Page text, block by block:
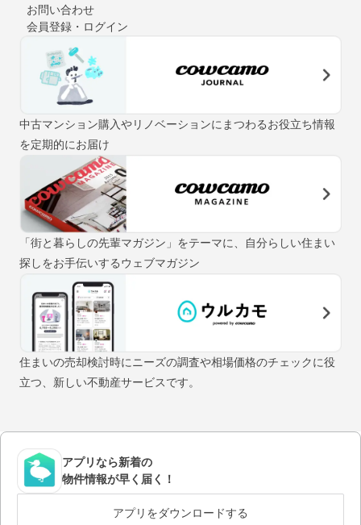
お問い合わせ
会員登録・ログイン
中古マンション購入やリノベーションにまつわるお役立ち情報
を定期的にお届け
「街と暮らしの先輩マガジン」をテーマに、自分らしい住まい
探しをお手伝いするウェブマガジン
住まいの売却検討時にニーズの調査や相場価格のチェックに役
立つ、新しい不動産サービスです。
アプリなら新着の
物件情報が早く届く！
アプリをダウンロードする